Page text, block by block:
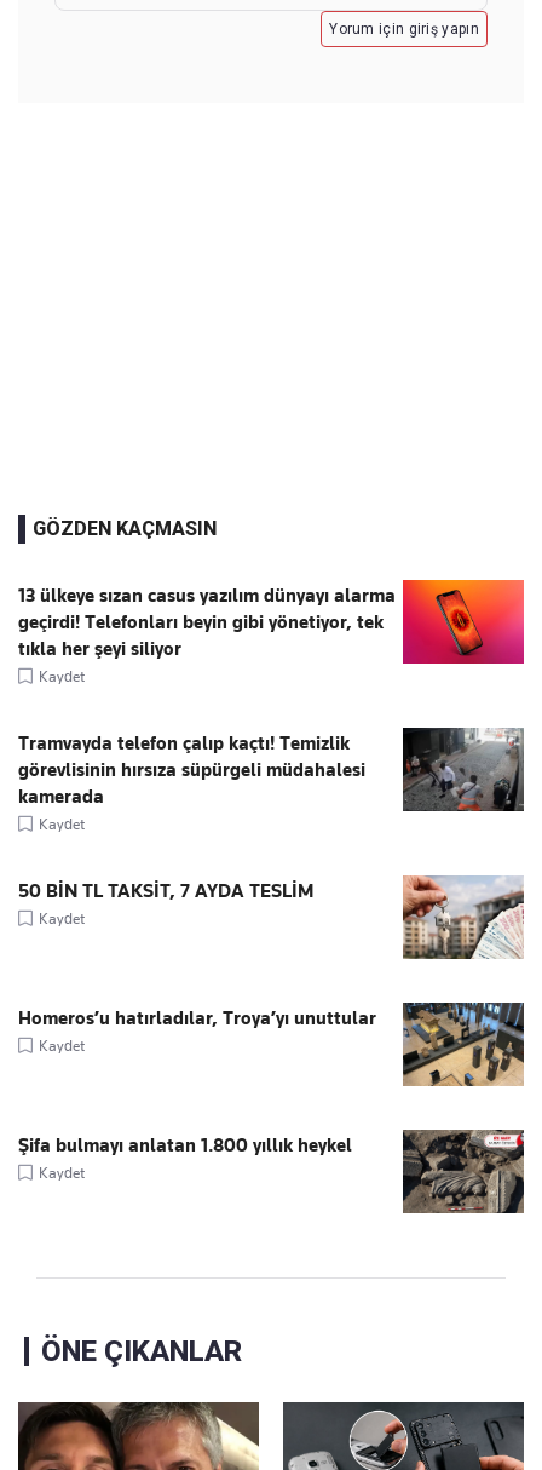
Yorum için giriş yapın
GÖZDEN KAÇMASIN
13 ülkeye sızan casus yazılım dünyayı alarma
geçirdi! Telefonları beyin gibi yönetiyor, tek
tıkla her şeyi siliyor
Kaydet
Tramvayda telefon çalıp kaçtı! Temizlik
görevlisinin hırsıza süpürgeli müdahalesi
kamerada
Kaydet
50 BİN TL TAKSİT, 7 AYDA TESLİM
Kaydet
Homeros’u hatırladılar, Troya’yı unuttular
Kaydet
Şifa bulmayı anlatan 1.800 yıllık heykel
Kaydet
ÖNE ÇIKANLAR